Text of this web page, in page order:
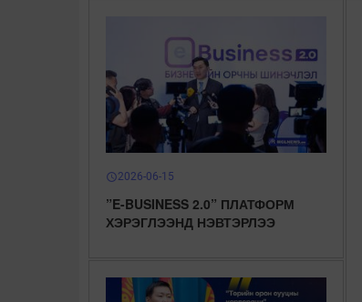
schedule2026-06-15
”E-BUSINESS 2.0” ПЛАТФОРМ
ХЭРЭГЛЭЭНД НЭВТЭРЛЭЭ